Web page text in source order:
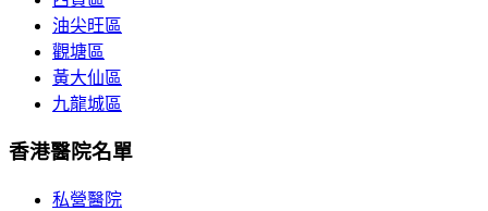
油尖旺區
觀塘區
黃大仙區
九龍城區
香港醫院名單
私營醫院